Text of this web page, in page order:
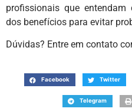
profissionais que
dos benefícios para evitar
Dúvidas? Entre em contato
Facebook Twitter
Telegram